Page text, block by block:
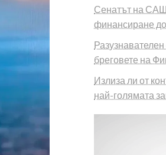
Сенатът на
финансиране
бреговете на
Излиза ли от
най-голямата